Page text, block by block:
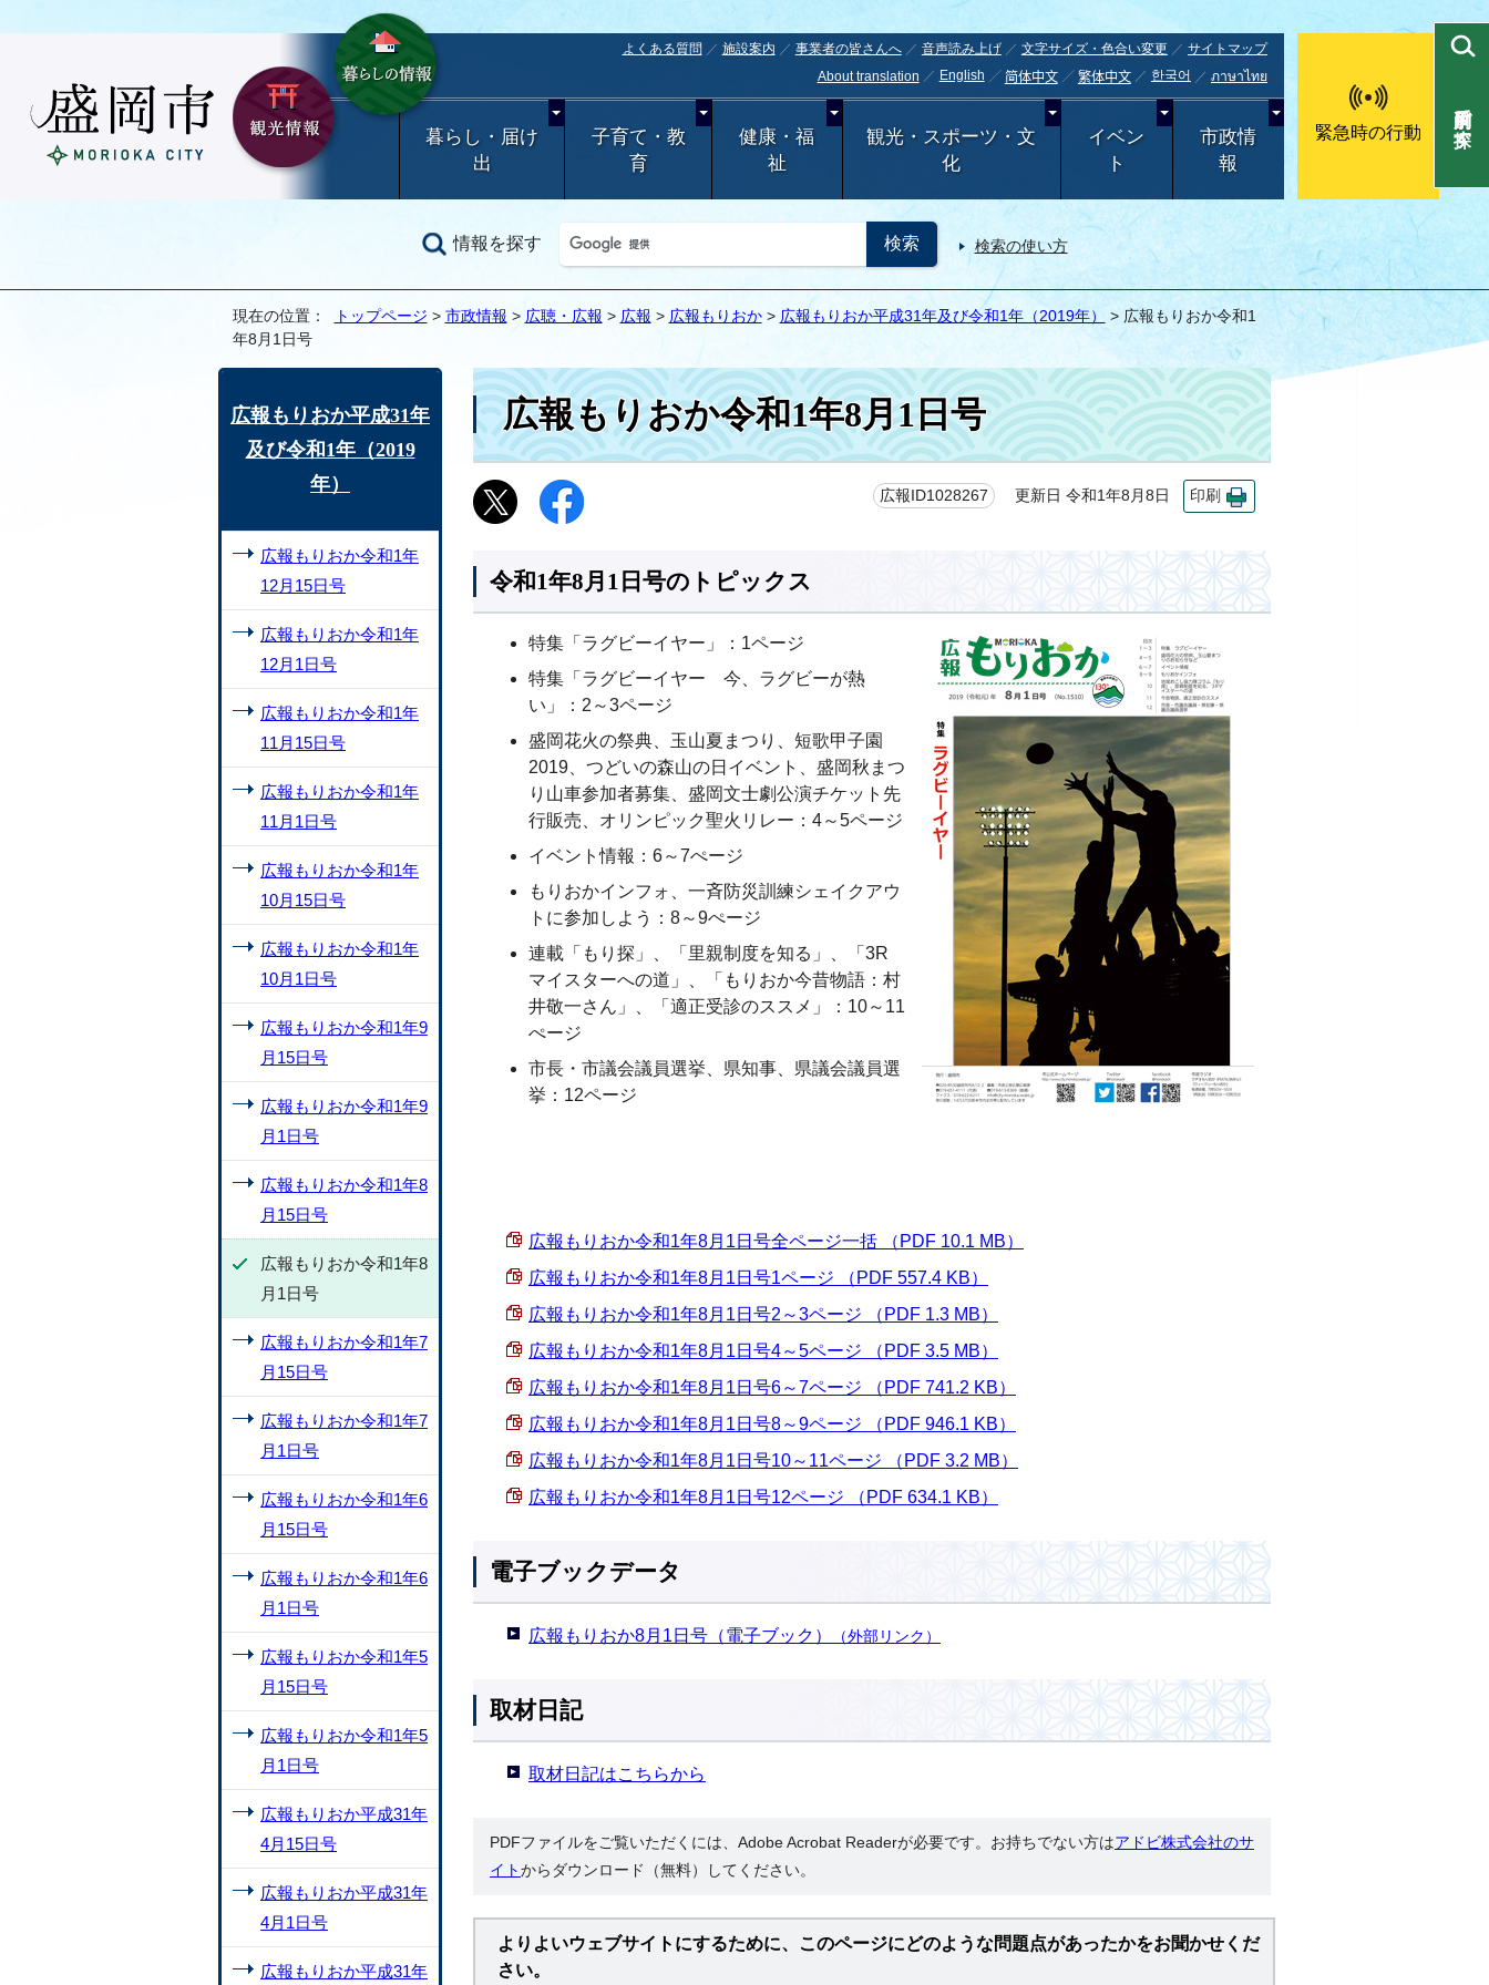
よくある質問 施設案内 事業者の皆さんへ 音声読み上げ 文字サイズ・色合い変更
サイトマップ
About translation
English 简体中文 繁体中文 한국어 ภาษาไทย
暮らし・届け
出
子育て・教
育
健康・福
祉
観光・スポーツ・文
化
イベン
ト
市政情
報
緊急時の行動
情報を探す 検索の使い方
目的別で探す
現在の位置： トップページ > 市政情報 > 広聴・広報 > 広報 > 広報もりおか> 広報もりおか平成31年及び令和1年（2019年） > 広報もりおか令和1
年8月1日号
広報もりおか令和1年8月1日号
広報ID1028267 更新日 令和1年8月8日 印刷
令和1年8月1日号のトピックス
特集「ラグビーイヤー」：1ページ
特集「ラグビーイヤー 今、ラグビーが熱
い」：2～3ページ
盛岡花火の祭典、玉山夏まつり、短歌甲子園
2019、つどいの森山の日イベント、盛岡秋まつ
り山車参加者募集、盛岡文士劇公演チケット先
行販売、オリンピック聖火リレー：4～5ページ
イベント情報：6～7ぺージ
もりおかインフォ、一斉防災訓練シェイクアウ
トに参加しよう：8～9ぺージ
連載「もり探」、「里親制度を知る」、「3R
マイスターへの道」、「もりおか今昔物語：村
井敬一さん」、「適正受診のススメ」：10～11
ぺージ
市長・市議会議員選挙、県知事、県議会議員選
挙：12ページ
広報もりおか令和1年8月1日号全ページ一括 （PDF 10.1 MB）
広報もりおか令和1年8月1日号1ページ （PDF 557.4 KB）
広報もりおか令和1年8月1日号2～3ページ （PDF 1.3 MB）
広報もりおか令和1年8月1日号4～5ページ （PDF 3.5 MB）
広報もりおか令和1年8月1日号6～7ページ （PDF 741.2 KB）
広報もりおか令和1年8月1日号8～9ページ （PDF 946.1 KB）
広報もりおか令和1年8月1日号10～11ページ （PDF 3.2 MB）
広報もりおか令和1年8月1日号12ページ （PDF 634.1 KB）
電子ブックデータ
広報もりおか8月1日号（電子ブック） （外部リンク）
取材日記
取材日記はこちらから
PDFファイルをご覧いただくには、Adobe Acrobat Readerが必要です。お持ちでない方はアドビ株式会社のサ
イトからダウンロード（無料）してください。
よりよいウェブサイトにするために、このページにどのような問題点があったかをお聞かせくだ
さい。
広報もりおか平成31年
及び令和1年（2019
年）
広報もりおか令和1年
12月15日号
広報もりおか令和1年
12月1日号
広報もりおか令和1年
11月15日号
広報もりおか令和1年
11月1日号
広報もりおか令和1年
10月15日号
広報もりおか令和1年
10月1日号
広報もりおか令和1年9
月15日号
広報もりおか令和1年9
月1日号
広報もりおか令和1年8
月15日号
広報もりおか令和1年8
月1日号
広報もりおか令和1年7
月15日号
広報もりおか令和1年7
月1日号
広報もりおか令和1年6
月15日号
広報もりおか令和1年6
月1日号
広報もりおか令和1年5
月15日号
広報もりおか令和1年5
月1日号
広報もりおか平成31年
4月15日号
広報もりおか平成31年
4月1日号
広報もりおか平成31年